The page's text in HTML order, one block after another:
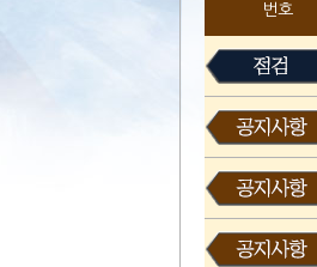
번호